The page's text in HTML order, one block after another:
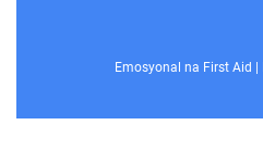
Emosyonal na First Aid